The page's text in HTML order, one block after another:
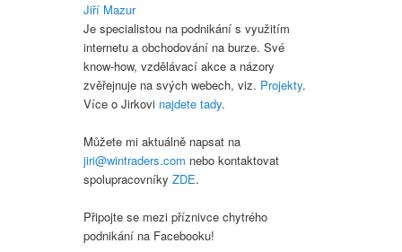
Jiří Mazur
Je specialistou na podnikání s využitím
internetu a obchodování na burze. Své
know-how, vzdělávací akce a názory
zvěřejnuje na svých webech, viz. Projekty.
Více o Jirkovi najdete tady.
Můžete mi aktuálně napsat na
jiri@wintraders.com nebo kontaktovat
spolupracovníkyZDE.
Připojte se mezi příznivce chytrého
podnikání na Facebooku!